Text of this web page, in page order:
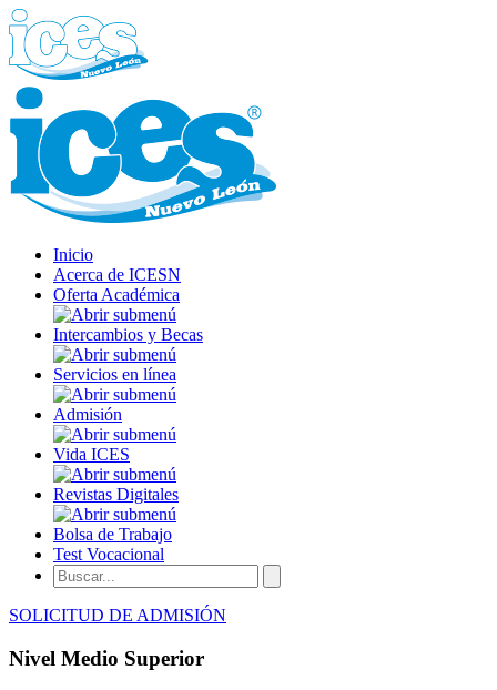
Inicio
Acerca de ICESN
Oferta Académica
Intercambios y Becas
Servicios en línea
Admisión
Vida ICES
Revistas Digitales
Bolsa de Trabajo
Test Vocacional
SOLICITUD DE ADMISIÓN
Nivel Medio Superior